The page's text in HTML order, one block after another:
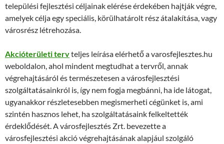
települési fejlesztési céljainak elérése érdekében hajtják végre,
amelyek célja egy speciális, körülhatárolt rész átalakítása, vagy
városrész létrehozása.
Akcióterületi tervteljes leírása elérhető a varosfejlesztes.hu
weboldalon, ahol mindent megtudhat a tervről, annak
végrehajtásáról és természetesen a városfejlesztési
szolgáltatásainkról is, így nem fogja megbánni, ha ide látogat,
ugyanakkor részletesebben megismerheti cégünket is, ami
szintén hasznos lehet, ha szolgáltatásaink felkeltették
érdeklődését. A városfejlesztés Zrt. bevezette a
városfejlesztési akció végrehajtásának alapjául szolgáló